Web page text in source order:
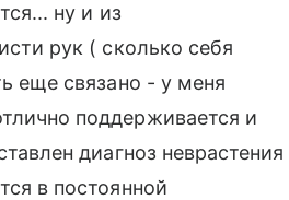
ну и из
рук ( сколько себя
еще связано - у меня
поддерживается и
диагноз неврастения
в постоянной